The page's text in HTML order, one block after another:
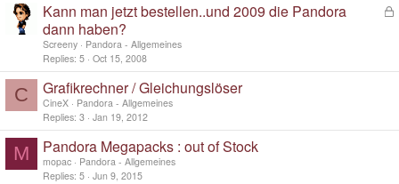
L
e
Kann man jetzt bestellen..und 2009 die Pandora
dann haben?
Screeny
Pandora - Allgemeines
Replies 5 Oct 15, 2008
C Grafikrechner / Gleichungslöser
CineX
Pandora - Allgemeines
Replies 3 Jan 19, 2012
M Pandora Megapacks : out of Stock
mopac
Pandora - Allgemeines
Replies 5 Jun 9, 2015